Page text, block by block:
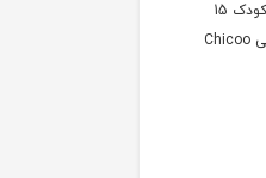
ست بهداشتی کودک 15
تکه چیکو بی بی Chicoo